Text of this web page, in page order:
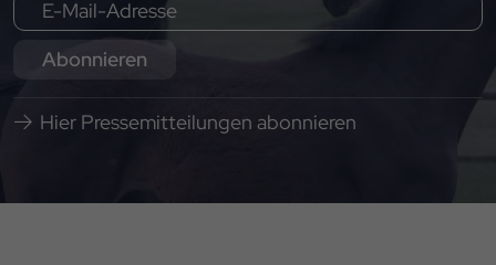
Abonnieren
Hier Pressemitteilungen abonnieren